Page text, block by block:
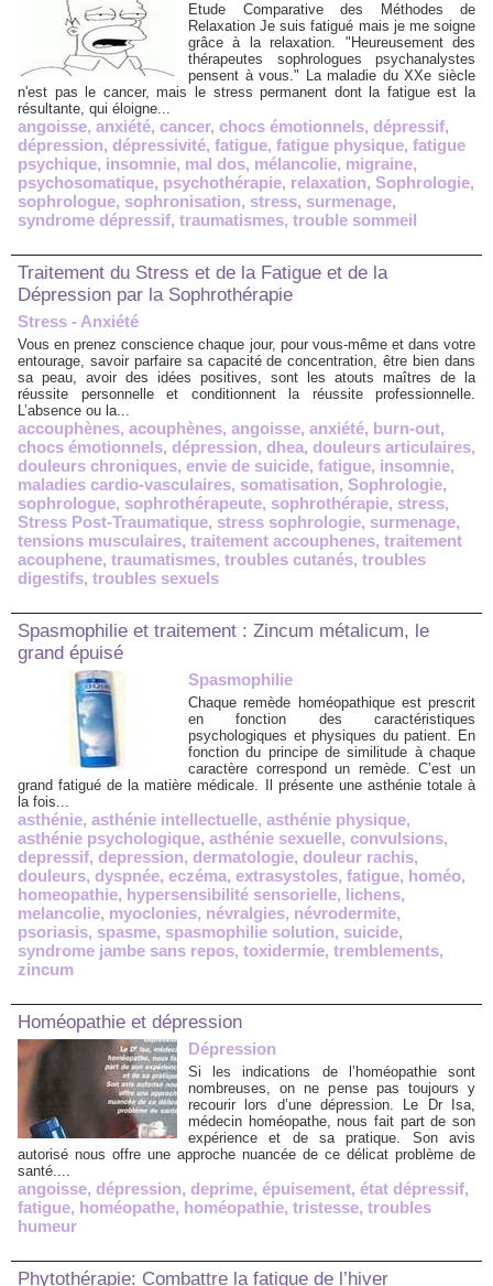
Etude Comparative des Méthodes de
Relaxation Je suis fatigué mais je me soigne
grâce à la relaxation. "Heureusement des
thérapeutes sophrologues psychanalystes
pensent à vous." La maladie du XXe siècle
n'est pas le cancer, mais le stress permanent dont la fatigue est la
résultante, qui éloigne...
angoisse, anxiété, cancer, chocs émotionnels, dépressif,
dépression, dépressivité, fatigue, fatigue physique, fatigue
psychique, insomnie, mal dos, mélancolie, migraine,
psychosomatique, psychothérapie, relaxation, Sophrologie,
sophrologue, sophronisation, stress, surmenage,
syndrome dépressif, traumatismes, trouble sommeil
Traitement du Stress et de la Fatigue et de la
Dépression par la Sophrothérapie
Stress - Anxiété
Vous en prenez conscience chaque jour, pour vous-même et dans votre
entourage, savoir parfaire sa capacité de concentration, être bien dans
sa peau, avoir des idées positives, sont les atouts maîtres de la
réussite personnelle et conditionnent la réussite professionnelle.
L’absence ou la...
accouphènes, acouphènes, angoisse, anxiété, burn-out,
chocs émotionnels, dépression, dhea, douleurs articulaires,
douleurs chroniques, envie de suicide, fatigue, insomnie,
maladies cardio-vasculaires, somatisation, Sophrologie,
sophrologue, sophrothérapeute, sophrothérapie, stress,
Stress Post-Traumatique, stress sophrologie, surmenage,
tensions musculaires, traitement accouphenes, traitement
acouphene, traumatismes, troubles cutanés, troubles
digestifs, troubles sexuels
Spasmophilie et traitement : Zincum métalicum, le
grand épuisé
Spasmophilie
Chaque remède homéopathique est prescrit
en fonction des caractéristiques
psychologiques et physiques du patient. En
fonction du principe de similitude à chaque
caractère correspond un remède. C’est un
grand fatigué de la matière médicale. Il présente une asthénie totale à
la fois...
asthénie, asthénie intellectuelle, asthénie physique,
asthénie psychologique, asthénie sexuelle, convulsions,
depressif, depression, dermatologie, douleur rachis,
douleurs, dyspnée, eczéma, extrasystoles, fatigue, homéo,
homeopathie, hypersensibilité sensorielle, lichens,
melancolie, myoclonies, névralgies, névrodermite,
psoriasis, spasme, spasmophilie solution, suicide,
syndrome jambe sans repos, toxidermie, tremblements,
zincum
Homéopathie et dépression
Dépression
Si les indications de l’homéopathie sont
nombreuses, on ne pense pas toujours y
recourir lors d’une dépression. Le Dr Isa,
médecin homéopathe, nous fait part de son
expérience et de sa pratique. Son avis
autorisé nous offre une approche nuancée de ce délicat problème de
santé....
angoisse, dépression, deprime, épuisement, état dépressif,
fatigue, homéopathe, homéopathie, tristesse, troubles
humeur
Phytothérapie: Combattre la fatigue de l’hiver